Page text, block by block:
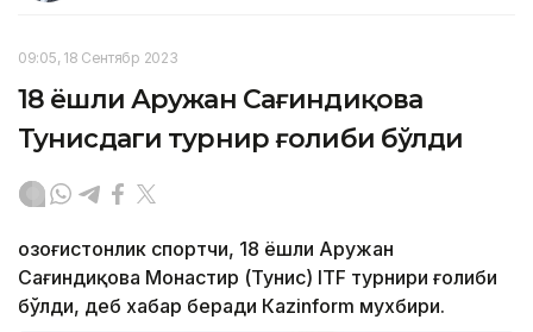
09:05, 18 Сентябр 2023
18 ёшли Аружан Сағиндиқова
Тунисдаги турнир ғолиби бўлди
Қозоғистонлик спортчи, 18 ёшли Аружан
Сағиндиқова Монастир (Тунис) ITF турнири ғолиби
бўлди, деб хабар беради Каzinform мухбири.